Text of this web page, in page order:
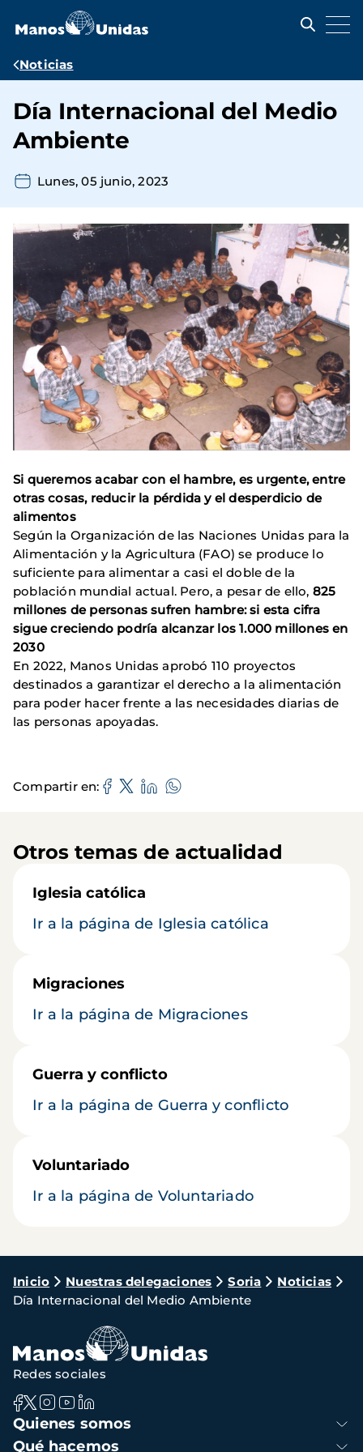
contenido
Ruta
navegación
Noticias
Día Internacional del Medio
Ambiente
Lunes, 05 junio, 2023
Si queremos acabar con el hambre, es urgente, entre
otras cosas, reducir la pérdida y el desperdicio de
alimentos
Según la Organización de las Naciones Unidas para la
Alimentación y la Agricultura (FAO) se produce lo
suficiente para alimentar a casi el doble de la
población mundial actual. Pero, a pesar de ello, 825
millones de personas sufren hambre: si esta cifra
sigue creciendo podría alcanzar los 1.000 millones en
2030
En 2022, Manos Unidas aprobó 110 proyectos
destinados a garantizar el derecho a la alimentación
para poder hacer frente a las necesidades diarias de
las personas apoyadas.
Compartir en
Otros temas de actualidad
Iglesia católica
Ir a la página de Iglesia católica
Migraciones
Ir a la página de Migraciones
Guerra y conflicto
Ir a la página de Guerra y conflicto
Voluntariado
Ir a la página de Voluntariado
Ruta
de
navegación
Inicio Nuestras delegaciones Soria
Noticias
Día Internacional del Medio Ambiente
Navegación
principal
Quienes somos
Qué hacemos
Redes sociales